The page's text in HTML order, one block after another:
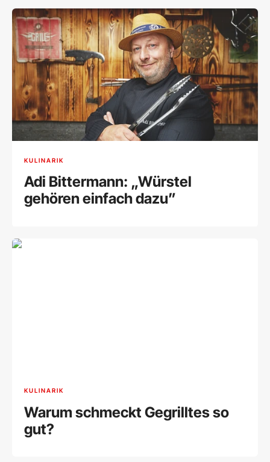
KULINARIK
Adi Bittermann: „Würstel
gehören einfach dazu”
KULINARIK
Warum schmeckt Gegrilltes so
gut?